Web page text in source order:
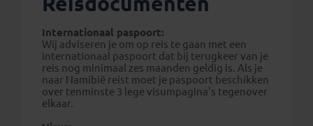
Internationaal paspoort:
Wij adviseren je om op reis te gaan met een
internationaal paspoort dat bij terugkeer van je
reis nog minimaal zes maanden geldig is. Als je
naar Namibië reist moet je paspoort beschikken
over tenminste 3 lege visumpagina's tegenover
elkaar.